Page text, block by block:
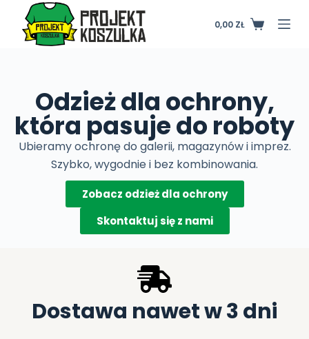
d
0,00 ZŁ
Odzież dla ochrony,
która pasuje do roboty
Ubieramy ochronę do galerii, magazynów i imprez.
Szybko, wygodnie i bez kombinowania.
Zobacz odzież dla ochrony
Skontaktuj się z nami
Dostawa nawet w 3 dni